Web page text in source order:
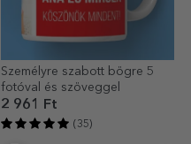
Személyre szabott bögre 5
fotóval és szöveggel
2 961 Ft
(35)